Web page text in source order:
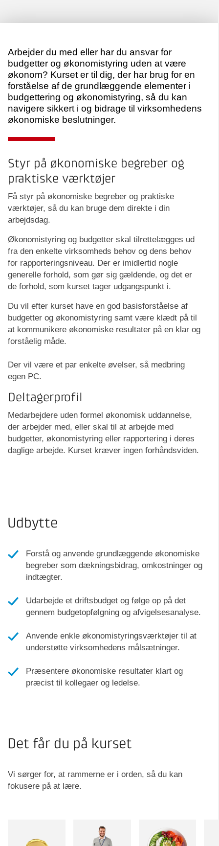
Arbejder du med eller har du ansvar for
budgetter og økonomistyring uden at være
økonom? Kurset er til dig, der har brug for en
forståelse af de grundlæggende elementer i
budgettering og økonomistyring, så du kan
navigere sikkert i og bidrage til virksomhedens
økonomiske beslutninger.
Styr på økonomiske begreber og
praktiske værktøjer
Få styr på økonomiske begreber og praktiske
værktøjer, så du kan bruge dem direkte i din
arbejdsdag.
Økonomistyring og budgetter skal tilrettelægges ud
fra den enkelte virksomheds behov og dens behov
for rapporteringsniveau. Der er imidlertid nogle
generelle forhold, som gør sig gældende, og det er
de forhold, som kurset tager udgangspunkt i.
Du vil efter kurset have en god basisforståelse af
budgetter og økonomistyring samt være klædt på til
at kommunikere økonomiske resultater på en klar og
forståelig måde.
Der vil være et par enkelte øvelser, så medbring
egen PC.
Deltagerprofil
Medarbejdere uden formel økonomisk uddannelse,
der arbejder med, eller skal til at arbejde med
budgetter, økonomistyring eller rapportering i deres
daglige arbejde. Kurset kræver ingen forhåndsviden.
Udbytte
Forstå og anvende grundlæggende økonomiske
begreber som dækningsbidrag, omkostninger og
indtægter.
Udarbejde et driftsbudget og følge op på det
gennem budgetopfølgning og afvigelsesanalyse.
Anvende enkle økonomistyringsværktøjer til at
understøtte virksomhedens målsætninger.
Præsentere økonomiske resultater klart og
præcist til kollegaer og ledelse.
Det får du på kurset
Vi sørger for, at rammerne er i orden, så du kan
fokusere på at lære.